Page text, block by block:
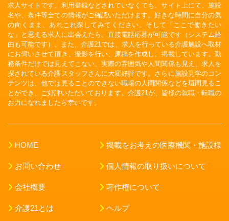
求人サイトです。利用登録などされていなくても、サイト上にて、施設
名や、条件等全ての情報がご確認いただけます。好きな時間に自分の気
の向くまま、あれこれ探してみてください。そして「ここで働きたい
な」と思える求人に出会えたら、直接電話応募が可能です（システム経
由も可能です）。また、介護21では、求人を行っている介護施設へ取材
にお伺いさせて頂き、撮影を行い、原稿を作成し、掲載しています。勤
務条件だけでは見えてこない、実際の雰囲気や人間関係も見え、求人を
探されている介護スタッフさんに大変好評です。さらに施設見学のコン
テンツは、他では見ることのできない職場の人間関係などを垣間見るこ
とができ、ご好評いただいております。介護21が、皆様の就職・転職の
お力になれましたら幸いです。
HOME
お問い合わせ
会社概要
介護21とは
掲載をお考えの医療機関・施設様
個人情報の取り扱いについて
著作権について
ヘルプ